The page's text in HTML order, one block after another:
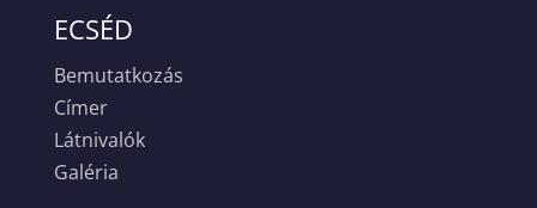
ECSÉD
Bemutatkozás
Címer
Látnivalók
Galéria